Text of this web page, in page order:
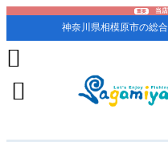
重要 当
神奈川県相模原市の総

